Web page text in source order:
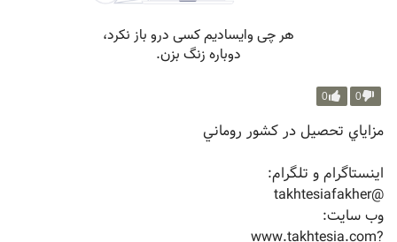
0
0
مزاياي تحصيل در كشور روماني
اينستاگرام و تلگرام:
‏@takhtesiafakher
وب سايت: